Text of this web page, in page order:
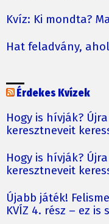
Kvíz: Ki mondta?
Hat feladvány,
Érdekes Kvízek
Hogy is hívják?
keresztneveit
Hogy is hívják?
keresztneveit
Újabb játék!
KVÍZ 4. rész – ez is